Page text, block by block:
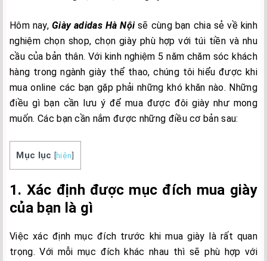
Hôm nay, Giày adidas Hà Nộisẽ cùng bạn chia sẻ về kinh
nghiệm chọn shop, chọn giày phù hợp với túi tiền và nhu
cầu của bản thân. Với kinh nghiệm 5 năm chăm sóc khách
hàng trong ngành giày thể thao, chúng tôi hiểu được khi
mua online các bạn gặp phải những khó khăn nào. Những
điều gì bạn cần lưu ý để mua được đôi giày như mong
muốn. Các bạn cần nắm được những điều cơ bản sau:
Mục lục [hiện]
1. Xác định được mục đích mua giày
của bạn là gì
Việc xác định mục đích trước khi mua giày là rất quan
trọng. Với mỗi mục đích khác nhau thì sẽ phù hợp với